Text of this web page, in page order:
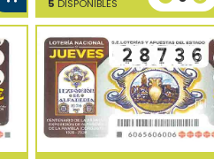
5 DISPONIBLES